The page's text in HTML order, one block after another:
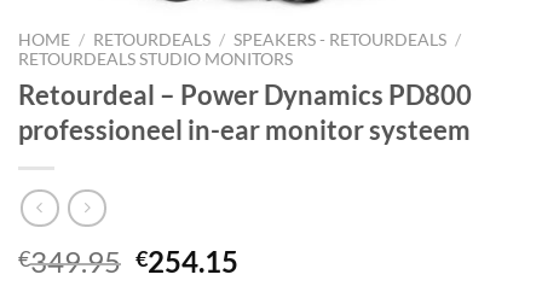
HOME / RETOURDEALS / SPEAKERS - RETOURDEALS /
RETOURDEALS STUDIO MONITORS
Retourdeal – Power Dynamics PD800
professioneel in-ear monitor systeem
€349.95 Oorspronkelijke
€254.15